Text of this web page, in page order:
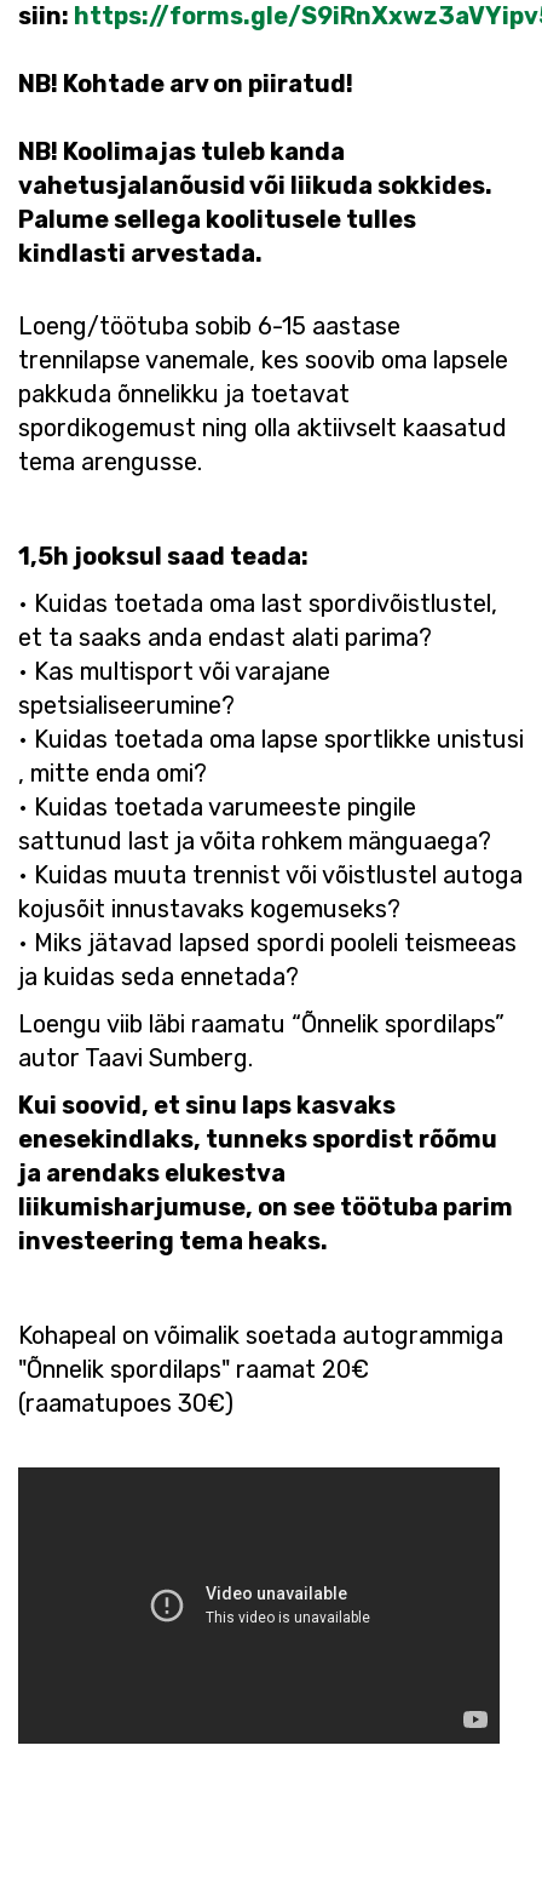
siin: https://forms.gle/
NB! Kohtade arv on piiratud!
NB! Koolimajas tuleb kanda
vahetusjalanõusid või liikuda sokkides.
Palume sellega koolitusele tulles
kindlasti arvestada.
Loeng/töötuba sobib 6-15 aastase
trennilapse vanemale, kes soovib oma lapsele
pakkuda õnnelikku ja toetavat
spordikogemust ning olla aktiivselt kaasatud
tema arengusse.
1,5h jooksul saad teada:
• Kuidas toetada oma last spordivõistlustel​,
et ta saaks anda endast alati parima?
• Kas multisport või varajane
spetsialiseerumine​?
• Kuidas toetada oma lapse sportlikke unistusi​
, mitte enda omi?
• Kuidas toetada varumeeste pingile
sattunud last​ ja võita rohkem mänguaega?
• Kuidas muuta trennist või võistlustel autoga
kojusõit innustavaks ​kogemuseks?
• Miks jätavad lapsed spordi pooleli teismeeas
ja kuidas seda ennetada?
Loengu viib läbi raamatu “Õnnelik spordilaps”
autor Taavi Sumberg.
Kui soovid, et sinu laps kasvaks
enesekindlaks, tunneks spordist rõõmu
ja arendaks elukestva
liikumisharjumuse, on see töötuba parim
investeering tema heaks.
Kohapeal on võimalik soetada autogrammiga
"Õnnelik spordilaps" raamat 20€
(raamatupoes 30€)